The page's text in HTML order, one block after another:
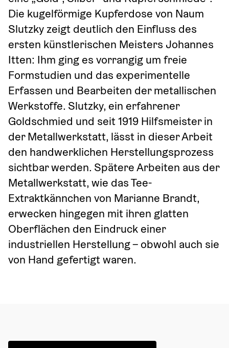
Die kugelförmige Kupferdose von Naum
Slutzky zeigt deutlich den Einfluss des
ersten künstlerischen Meisters Johannes
Itten: Ihm ging es vorrangig um freie
Formstudien und das experimentelle
Erfassen und Bearbeiten der metallischen
Werkstoffe. Slutzky, ein erfahrener
Goldschmied und seit 1919 Hilfsmeister in
der Metallwerkstatt, lässt in dieser Arbeit
den handwerklichen Herstellungsprozess
sichtbar werden. Spätere Arbeiten aus der
Metallwerkstatt, wie das Tee-
Extraktkännchen von Marianne Brandt,
erwecken hingegen mit ihren glatten
Oberflächen den Eindruck einer
industriellen Herstellung – obwohl auch sie
von Hand gefertigt waren.